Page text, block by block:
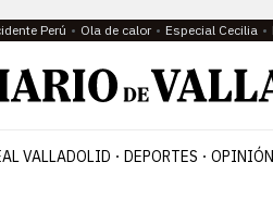
Perú Ola de calor Especial Cecilia
VALLADOLID DEPORTES OPINIÓN